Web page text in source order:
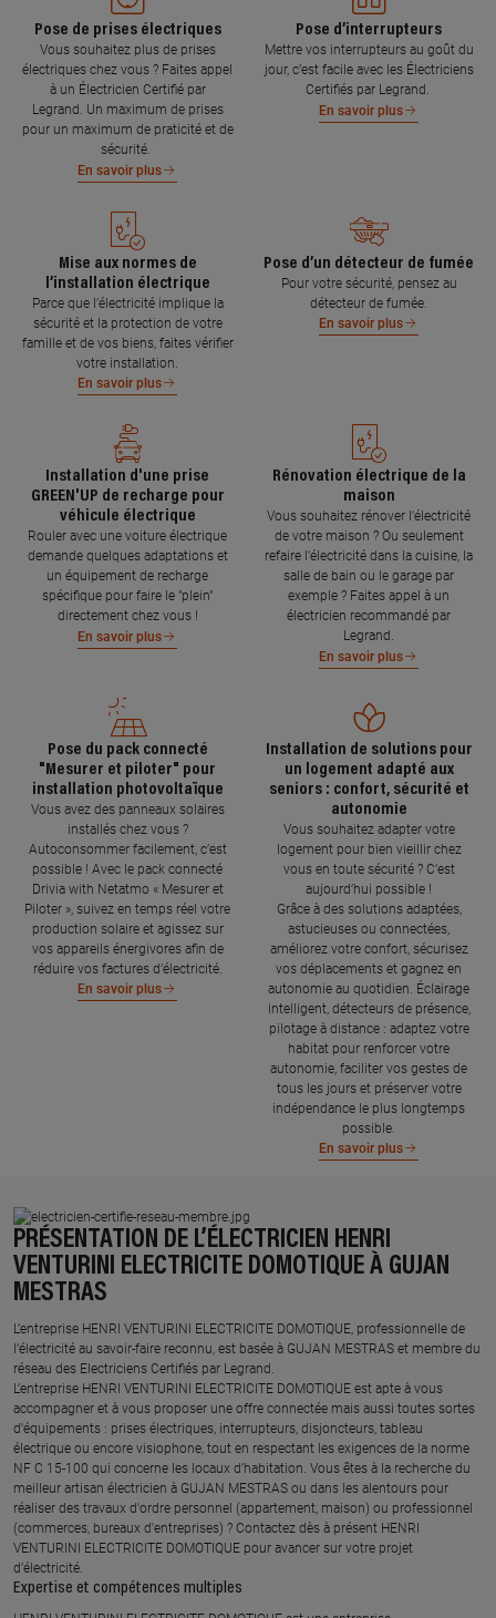
Pose de prises électriques
Vous souhaitez plus de prises
électriques chez vous ? Faites appel
à un Électricien Certifié par
Legrand. Un maximum de prises
pour un maximum de praticité et de
sécurité.
En savoir plus
Pose d’interrupteurs
Mettre vos interrupteurs au goût du
jour, c’est facile avec les Électriciens
Certifiés par Legrand.
En savoir plus
Mise aux normes de
l’installation électrique
Parce que l’électricité implique la
sécurité et la protection de votre
famille et de vos biens, faites vérifier
votre installation.
En savoir plus
Pose d’un détecteur de fumée
Pour votre sécurité, pensez au
détecteur de fumée.
En savoir plus
Installation d'une prise
GREEN'UP de recharge pour
véhicule électrique
Rouler avec une voiture électrique
demande quelques adaptations et
un équipement de recharge
spécifique pour faire le "plein"
directement chez vous !
En savoir plus
Rénovation électrique de la
maison
Vous souhaitez rénover l'électricité
de votre maison ? Ou seulement
refaire l'électricité dans la cuisine, la
salle de bain ou le garage par
exemple ? Faites appel à un
électricien recommandé par
Legrand.
En savoir plus
Pose du pack connecté
"Mesurer et piloter" pour
installation photovoltaïque
Vous avez des panneaux solaires
installés chez vous ?
Autoconsommer facilement, c’est
possible ! Avec le pack connecté
Drivia with Netatmo « Mesurer et
Piloter », suivez en temps réel votre
production solaire et agissez sur
vos appareils énergivores afin de
réduire vos factures d’électricité.
En savoir plus
Installation de solutions pour
un logement adapté aux
seniors : confort, sécurité et
autonomie
Vous souhaitez adapter votre
logement pour bien vieillir chez
vous en toute sécurité ? C’est
aujourd’hui possible !
Grâce à des solutions adaptées,
astucieuses ou connectées,
améliorez votre confort, sécurisez
vos déplacements et gagnez en
autonomie au quotidien. Éclairage
intelligent, détecteurs de présence,
pilotage à distance : adaptez votre
habitat pour renforcer votre
autonomie, faciliter vos gestes de
tous les jours et préserver votre
indépendance le plus longtemps
possible.
En savoir plus
PRÉSENTATION DE L’ÉLECTRICIEN HENRI
VENTURINI ELECTRICITE DOMOTIQUE À GUJAN
MESTRAS
L’entreprise HENRI VENTURINI ELECTRICITE DOMOTIQUE, professionnelle de
l’électricité au savoir-faire reconnu, est basée à GUJAN MESTRAS et membre du
réseau des Electriciens Certifiés par Legrand.​
L’entreprise HENRI VENTURINI ELECTRICITE DOMOTIQUE est apte à vous
accompagner et à vous proposer une offre connectée mais aussi toutes sortes
d'équipements : prises électriques, interrupteurs, disjoncteurs, tableau
électrique ou encore visiophone, tout en respectant les exigences de la norme
NF C 15-100 qui concerne les locaux d’habitation. Vous êtes à la recherche du
meilleur artisan électricien à GUJAN MESTRAS ou dans les alentours pour
réaliser des travaux d'ordre personnel (appartement, maison) ou professionnel
(commerces, bureaux d'entreprises) ? Contactez dès à présent HENRI
VENTURINI ELECTRICITE DOMOTIQUE pour avancer sur votre projet
d’électricité.
Expertise et compétences multiples​